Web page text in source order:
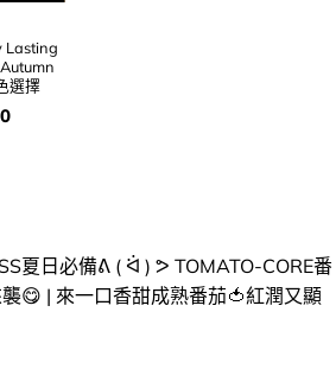
Lasting
選擇
夏日必備ᕕ ( ᐛ ) ᕗ TOMATO-CORE番
😋 | 來一口香甜成熟番茄🍅紅潤又顯